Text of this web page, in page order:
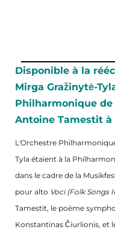
Disponible à la
Mirga Gražinytė-
Philharmonique
Antoine Tamestit à
L'Orchestre
Tyla étaient à la
dans le cadre de la
pour alto Voci (Folk Songs
Tamestit, le poème
Konstantinas Čiurlionis, et